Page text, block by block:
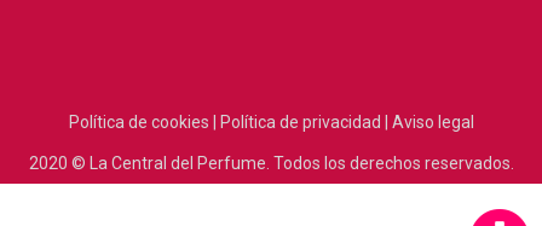
Política de cookies | Política de privacidad | Aviso legal
2020 © La Central del Perfume. Todos los derechos reservados.